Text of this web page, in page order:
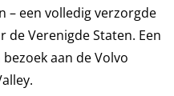
– een volledig verzorgde
Verenigde Staten. Een
aan de Volvo